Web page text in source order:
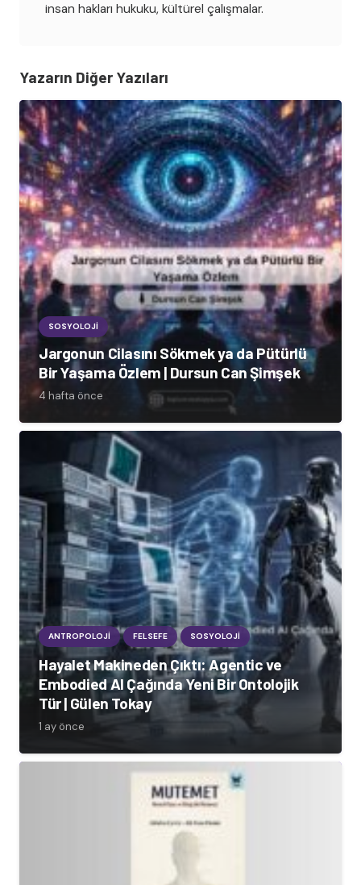
insan hakları hukuku, kültürel çalışmalar.
Yazarın Diğer Yazıları
SOSYOLOJI
Jargonun Cilasını Sökmek ya da Pütürlü
Bir Yaşama Özlem | Dursun Can Şimşek
4 hafta önce
ANTROPOLOJI FELSEFE SOSYOLOJI
Hayalet Makineden Çıktı: Agentic ve
Embodied AI Çağında Yeni Bir Ontolojik
Tür | Gülen Tokay
1 ay önce